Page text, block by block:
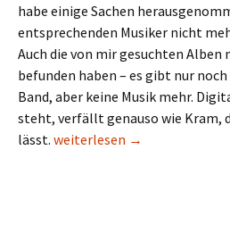
habe einige Sachen
entsprechenden Musiker nicht
Auch die von mir gesuchten Alben
befunden haben – es gibt nur
Band, aber keine Musik mehr.
steht, verfällt genauso wie Kram,
lässt. Geschenkt ist geschenkt,
weiterlesen →